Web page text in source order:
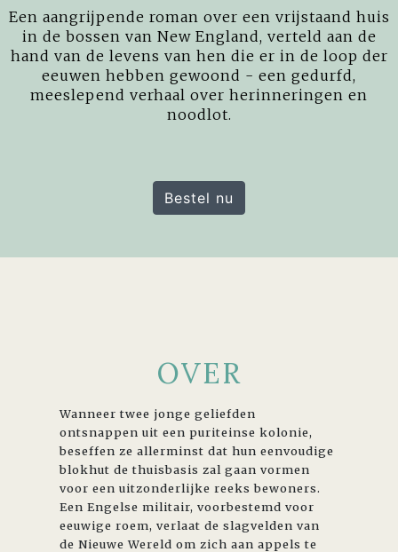
Een aangrijpende roman over een vrijstaand huis
in de bossen van New England, verteld aan de
hand van de levens van hen die er in de loop der
eeuwen hebben gewoond - een gedurfd,
meeslepend verhaal over herinneringen en
noodlot.
Bestel nu
OVER
Wanneer twee jonge geliefden
ontsnappen uit een puriteinse kolonie,
beseffen ze allerminst dat hun eenvoudige
blokhut de thuisbasis zal gaan vormen
voor een uitzonderlijke reeks bewoners.
Een Engelse militair, voorbestemd voor
eeuwige roem, verlaat de slagvelden van
de Nieuwe Wereld om zich aan appels te